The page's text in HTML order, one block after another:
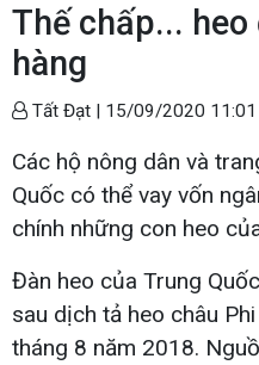
Thế chấp... heo
hàng
Tất Đạt | 15/09/2020 11:01
Các hộ nông dân và
Quốc có thể vay vốn
chính những con heo
Đàn heo của Trung
sau dịch tả heo châu
tháng 8 năm 2018.